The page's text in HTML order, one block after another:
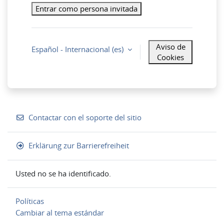
Entrar como persona invitada
Español - Internacional ‎(es)‎
Aviso de
Cookies
Contactar con el soporte del sitio
Erklärung zur Barrierefreiheit
Usted no se ha identificado.
Políticas
Cambiar al tema estándar